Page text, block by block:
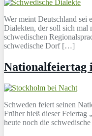
Wer meint Deutschland sei
Dialekten, der soll sich mal
schwedischen
schwedische Dorf […]
Nationalfeiertag
Schweden feiert seinen
Früher hieß dieser Feiertag
heute noch die